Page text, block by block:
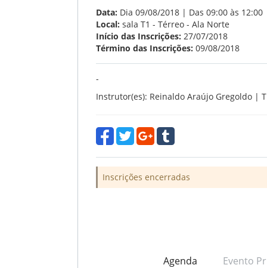
Data: Dia 09/08/2018 | Das 09:00 às 12:00
Local: sala T1 - Térreo - Ala Norte
Início das Inscrições: 27/07/2018
Término das Inscrições: 09/08/2018
-
Instrutor(es): Reinaldo Araújo Gregoldo |
Inscrições encerradas
Agenda Evento